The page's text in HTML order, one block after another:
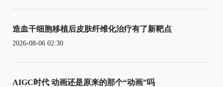
造血干细胞移植后皮肤纤维化治疗有了新靶点
2026-08-06 02:30
AIGC时代 动画还是原来的那个“动画”吗